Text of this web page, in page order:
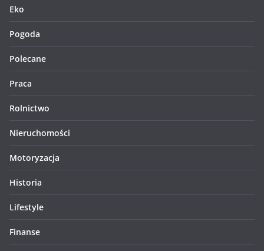
Eko
Pogoda
Polecane
Praca
Rolnictwo
Nieruchomości
Motoryzacja
Historia
Lifestyle
Finanse